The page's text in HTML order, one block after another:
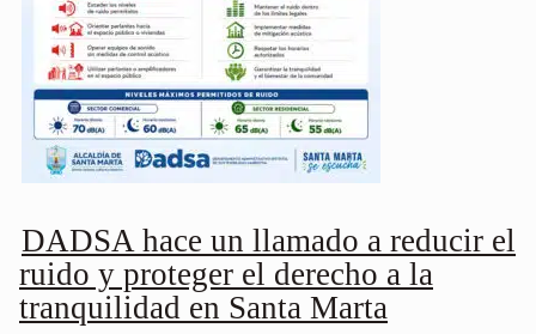
DADSA hace un llamado a reducir el
ruido y proteger el derecho a la
tranquilidad en Santa Marta